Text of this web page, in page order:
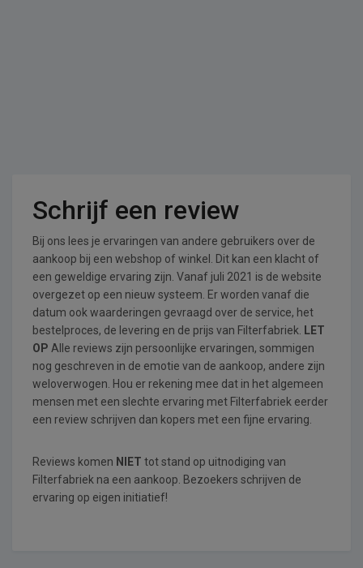
Schrijf een review
Bij ons lees je ervaringen van andere gebruikers over de
aankoop bij een webshop of winkel. Dit kan een klacht of
een geweldige ervaring zijn. Vanaf juli 2021 is de website
overgezet op een nieuw systeem. Er worden vanaf die
datum ook waarderingen gevraagd over de service, het
bestelproces, de levering en de prijs van Filterfabriek.
LET
OP Alle reviews zijn persoonlijke ervaringen, sommigen
nog geschreven in de emotie van de aankoop, andere zijn
weloverwogen. Hou er rekening mee dat in het algemeen
mensen met een slechte ervaring met Filterfabriek eerder
een review schrijven dan kopers met een fijne ervaring.
Reviews komen NIET tot stand op uitnodiging van
Filterfabriek na een aankoop. Bezoekers schrijven de
ervaring op eigen initiatief!